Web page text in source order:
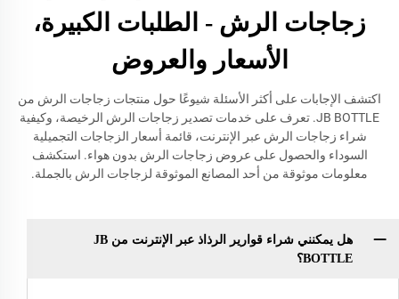
زجاجات الرش - الطلبات الكبيرة،
الأسعار والعروض
اكتشف الإجابات على أكثر الأسئلة شيوعًا حول منتجات زجاجات الرش من
JB BOTTLE. تعرف على خدمات تصدير زجاجات الرش الرخيصة، وكيفية
شراء زجاجات الرش عبر الإنترنت، قائمة أسعار الزجاجات التجميلية
السوداء والحصول على عروض زجاجات الرش بدون هواء. استكشف
معلومات موثوقة من أحد المصانع الموثوقة لزجاجات الرش بالجملة.
هل يمكنني شراء قوارير الرذاذ عبر الإنترنت من JB
BOTTLE؟